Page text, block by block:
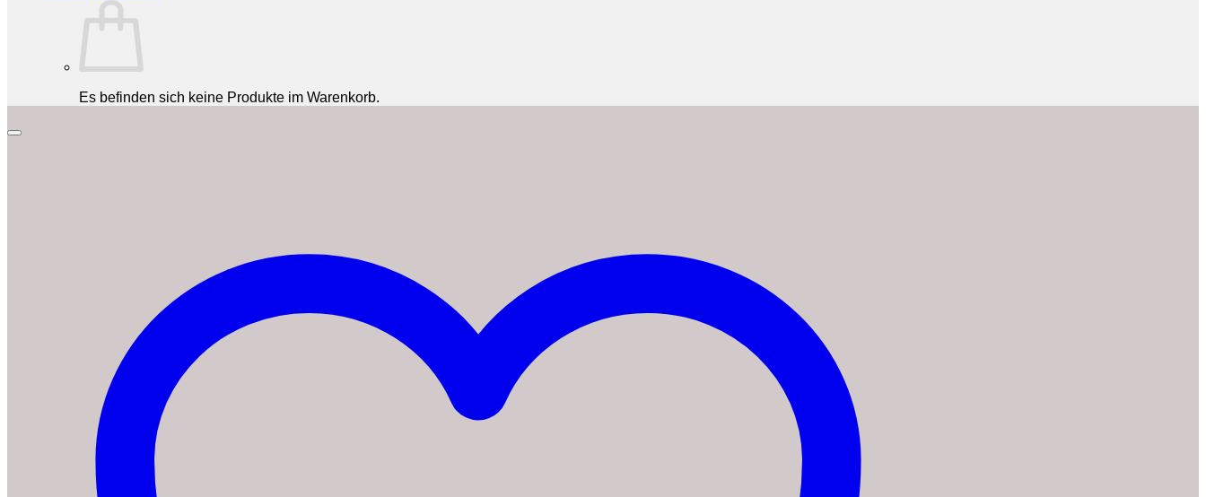
Es befinden sich keine Produkte im Warenkorb.